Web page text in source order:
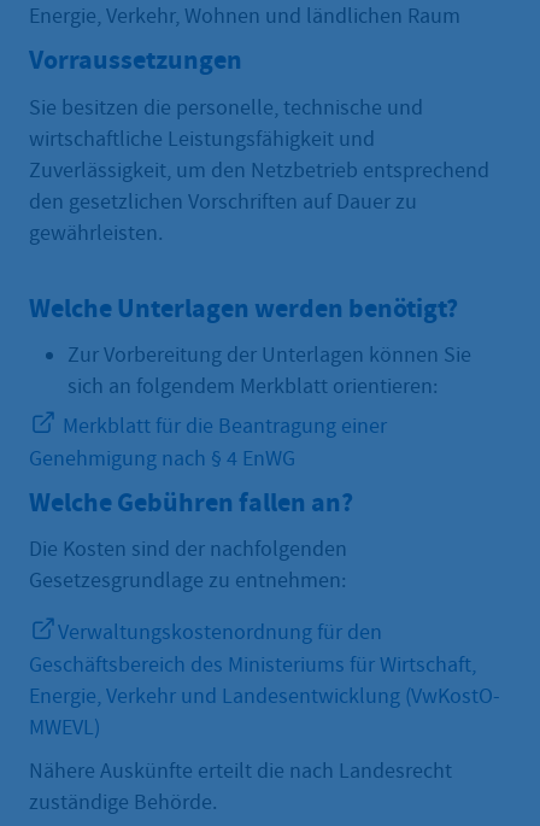
Energie, Verkehr, Wohnen und ländlichen Raum
Vorraussetzungen
Sie besitzen die personelle, technische und
wirtschaftliche Leistungsfähigkeit und
Zuverlässigkeit, um den Netzbetrieb entsprechend
den gesetzlichen Vorschriften auf Dauer zu
gewährleisten.
Welche Unterlagen werden benötigt?
Zur Vorbereitung der Unterlagen können Sie
sich an folgendem Merkblatt orientieren:
Merkblatt für die Beantragung einer
Genehmigung nach § 4 EnWG
Welche Gebühren fallen an?
Die Kosten sind der nachfolgenden
Gesetzesgrundlage zu entnehmen:
Verwaltungskostenordnung für den
Geschäftsbereich des Ministeriums für Wirtschaft,
Energie, Verkehr und Landesentwicklung (VwKostO-
MWEVL)
Nähere Auskünfte erteilt die nach Landesrecht
zuständige Behörde.